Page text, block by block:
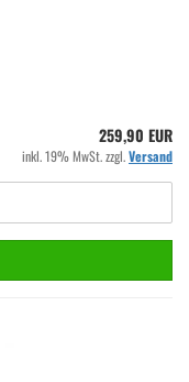
259,90 EUR
inkl. 19% MwSt. zzgl.Versand